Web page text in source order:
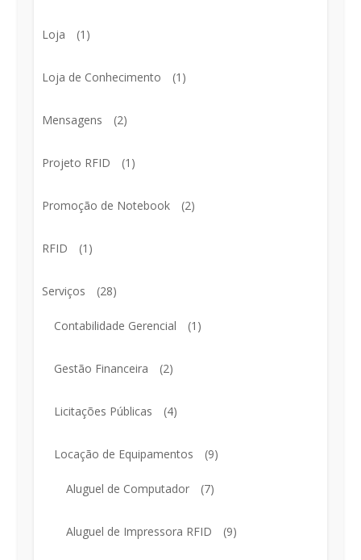
Loja (1)
Loja de Conhecimento (1)
Mensagens (2)
Projeto RFID (1)
Promoção de Notebook (2)
RFID (1)
Serviços (28)
Contabilidade Gerencial (1)
Gestão Financeira (2)
Licitações Públicas (4)
Locação de Equipamentos (9)
Aluguel de Computador (7)
Aluguel de Impressora RFID (9)